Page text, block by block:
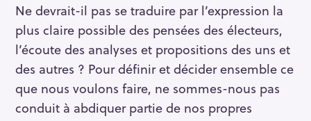
Ne devrait-il pas se traduire par l’expression la
plus claire possible des pensées des électeurs,
l’écoute des analyses et propositions des uns et
des autres ? Pour définir et décider ensemble ce
que nous voulons faire, ne sommes-nous pas
conduit à abdiquer partie de nos propres